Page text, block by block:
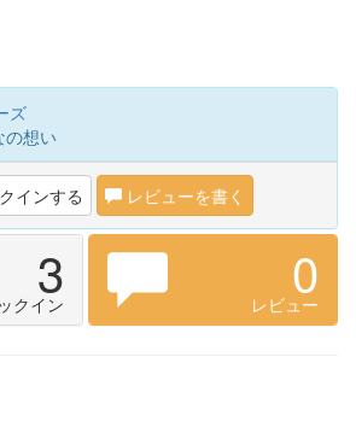
ズ
の想い
インする レビューを書く
3
クイン 0
レビュー